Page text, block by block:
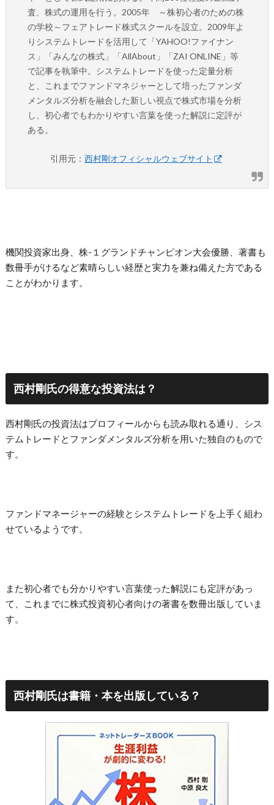
査、株式の運用を行う。2005年 ～株初心者のための株
の学校～フェアトレード株式スクールを設立。2009年よ
りシステムトレードを活用して「YAHOO!ファイナン
ス」「みんなの株式」「AllAbout」「ZAI ONLINE」等
で記事を執筆中。システムトレードを使った定量分析
と、これまでファンドマネジャーとして培ったファンダ
メンタルズ分析を融合した新しい視点で株式市場を分析
し、初心者でもわかりやすい言葉を使った解説に定評が
ある。
引用元： 西村剛オフィシャルウェブサイト
機関投資家出身、株-１グランドチャンピオン大会優勝、著書も
数冊手がけるなど素晴らしい経歴と実力を兼ね備えた方である
ことがわかります。
西村剛氏の得意な投資法は？
西村剛氏の投資法はプロフィールからも読み取れる通り、シス
テムトレードとファンダメンタルズ分析を用いた独自のもので
す。
ファンドマネージャーの経験とシステムトレードを上手く組わ
せているようです。
また初心者でも分かりやすい言葉使った解説にも定評があっ
て、これまでに株式投資初心者向けの著書を数冊出版していま
す。
西村剛氏は書籍・本を出版している？